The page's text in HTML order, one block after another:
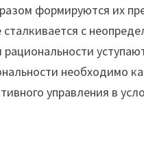
формируются их
с
необходимо
управления в